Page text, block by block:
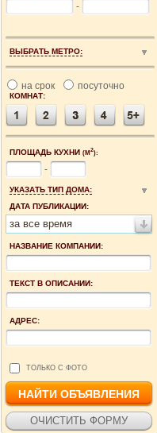
-
ВЫБРАТЬ МЕТРО:
на срок посуточно
КОМНАТ:
ПЛОЩАДЬ КУХНИ (М2):
-
УКАЗАТЬ ТИП ДОМА:
ДАТА ПУБЛИКАЦИИ:
за все время
НАЗВАНИЕ КОМПАНИИ:
ТЕКСТ В ОПИСАНИИ:
АДРЕС:
ТОЛЬКО С ФОТО